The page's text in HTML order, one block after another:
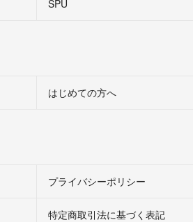
SPU
はじめての方へ
プライバシーポリシー
特定商取引法に基づく表記